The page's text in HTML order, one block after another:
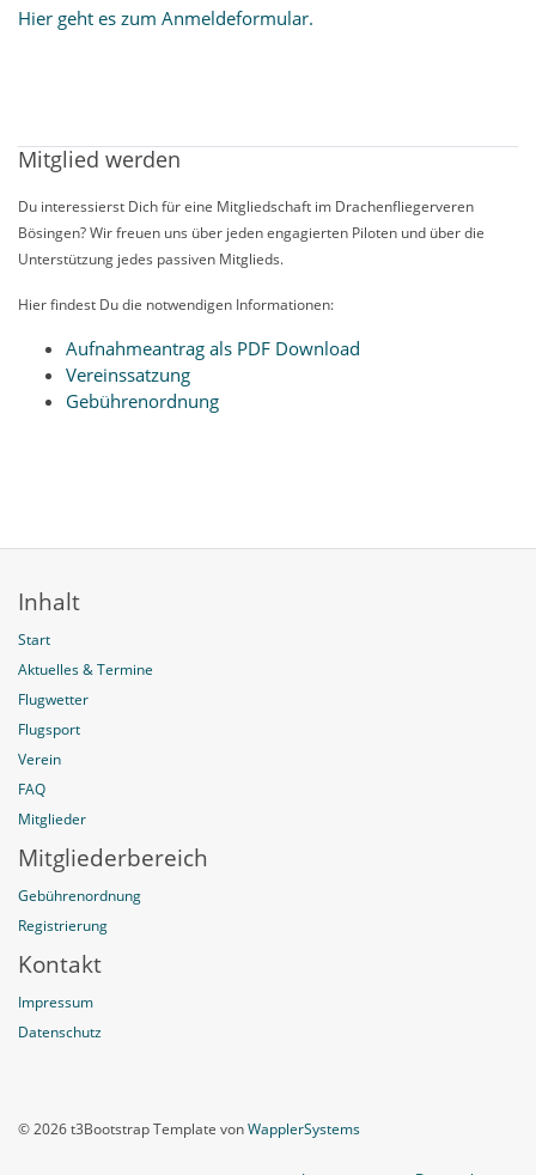
Hier geht es zum Anmeldeformular.
Mitglied werden
Du interessierst Dich für eine Mitgliedschaft im Drachenfliegerveren
Bösingen? Wir freuen uns über jeden engagierten Piloten und über die
Unterstützung jedes passiven Mitglieds.
Hier findest Du die notwendigen Informationen:
Aufnahmeantrag als PDF Download
Vereinssatzung
Gebührenordnung
Inhalt
Start
Aktuelles & Termine
Flugwetter
Flugsport
Verein
FAQ
Mitglieder
Mitgliederbereich
Gebührenordnung
Registrierung
Kontakt
Impressum
Datenschutz
© 2026 t3Bootstrap Template vonWapplerSystems